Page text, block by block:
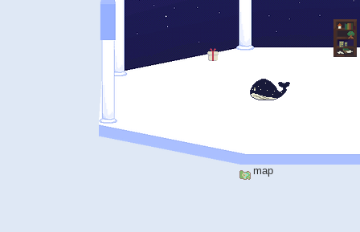
map